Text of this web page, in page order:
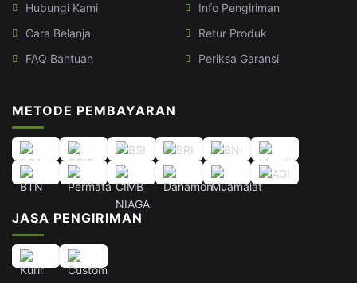
Hubungi Kami
Cara Belanja
FAQ Bantuan
Info Pengiriman
Retur Produk
Periksa Garansi
METODE PEMBAYARAN
JASA PENGIRIMAN